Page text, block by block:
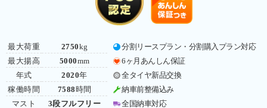
最大荷重
最大揚高
年式
稼働時間
マスト
2750kg
5000mm
2020年
7588 時間
3段フルフリー
分割リースプラン・分割購入プラン対応
6ヶ月あんしん保証
全タイヤ新品交換
納車前整備込み
全国納車対応